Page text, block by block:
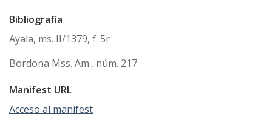
Bibliografía
Ayala, ms. II/1379, f. 5r
Bordona Mss. Am., núm. 217
Manifest URL
Acceso al manifest